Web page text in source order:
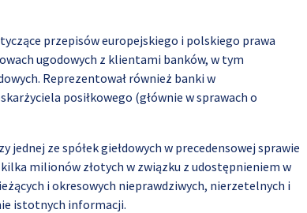
przepisów europejskiego i polskiego prawa
ugodowych z klientami banków, w tym
Reprezentował również banki w
posiłkowego (głównie w sprawach o
ze spółek giełdowych w precedensowej sprawie
milionów złotych w związku z udostępnieniem w
i okresowych nieprawdziwych, nierzetelnych i
istotnych informacji.